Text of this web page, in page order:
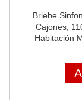
Briebe
Cajones,
Habitación